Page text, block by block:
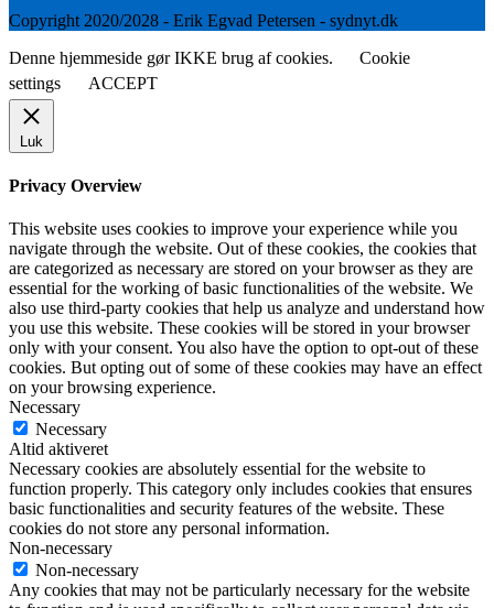
Copyright 2020/2028 - Erik Egvad Petersen - sydnyt.dk
Denne hjemmeside gør IKKE brug af cookies.
Cookie
settings
ACCEPT
Luk
Privacy Overview
This website uses cookies to improve your experience while you
navigate through the website. Out of these cookies, the cookies that
are categorized as necessary are stored on your browser as they are
essential for the working of basic functionalities of the website. We
also use third-party cookies that help us analyze and understand how
you use this website. These cookies will be stored in your browser
only with your consent. You also have the option to opt-out of these
cookies. But opting out of some of these cookies may have an effect
on your browsing experience.
Necessary
Necessary
Altid aktiveret
Necessary cookies are absolutely essential for the website to
function properly. This category only includes cookies that ensures
basic functionalities and security features of the website. These
cookies do not store any personal information.
Non-necessary
Non-necessary
Any cookies that may not be particularly necessary for the website